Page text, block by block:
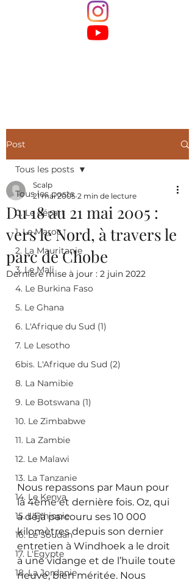
Post
Tous les posts
0. Le départ
1. Le Maroc
2. La Mauritanie
3. Le Mali
4. Le Burkina Faso
5. Le Ghana
6. L'Afrique du Sud (1)
7. Le Lesotho
6bis. L'Afrique du Sud (2)
8. La Namibie
9. Le Botswana (1)
10. Le Zimbabwe
11. La Zambie
12. Le Malawi
13. La Tanzanie
14. Le Kenya
15. L'Ethiopie
16. Le Soudan
17. L'Egypte
18. La Jordanie
Tous les posts
Du 18 au 21 mai 2005 :
vers le Nord, à travers le
parc de Chobe
Scalp
21 mai 2005 2 min de lecture
Dernière mise à jour : 2 juin 2022
Nous repassons par Maun pour
la 4ème et dernière fois. Oz, qui
a déjà parcouru ses 10 000
kilomètres depuis son dernier
entretien à Windhoek a le droit
à une vidange et de l’huile toute
neuve, bien méritée. Nous